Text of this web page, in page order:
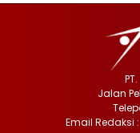
Jalan
Email Redaksi